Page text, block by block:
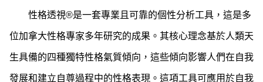
性格透視®是一套專業且可靠的個性分析工具，這是多
位加拿大性格專家多年研究的成果。其核心理念基於人類天
生具備的四種獨特性格氣質傾向，這些傾向影響人們在自我
發展和建立自尊過程中的性格表現。這項工具可應用於自我